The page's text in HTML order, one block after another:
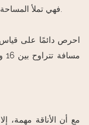
احرص دائمًا على قياس
مع أن الأناقة مهمة،